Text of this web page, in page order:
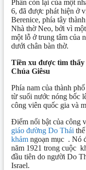
Phần còn lại của một
6, đã được phát hiện ở
Berenice, phía tây
Nhà thờ Neo, bởi vì
một lỗ ở trung tâm của
dưới chân bàn thờ.
Tiền xu được tìm
Chúa Giêsu
Phía nam của thành
từ suối nước nóng bốc
công viên quốc gia và
Điểm nổi bật của công
giáo đường Do Thái
khảm ngoạn mục . Nó
năm 1921 trong cuộc
đầu tiên do người Do
Israel.